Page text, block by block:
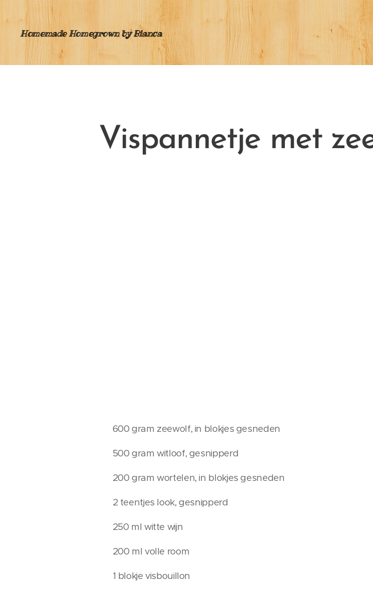
Homemade Homegrown by Bianca
Vispannetje met
600 gram zeewolf, in blokjes gesneden
500 gram witloof, gesnipperd
200 gram wortelen, in blokjes gesneden
2 teentjes look, gesnipperd
250 ml witte wijn
200 ml volle room
1 blokje visbouillon